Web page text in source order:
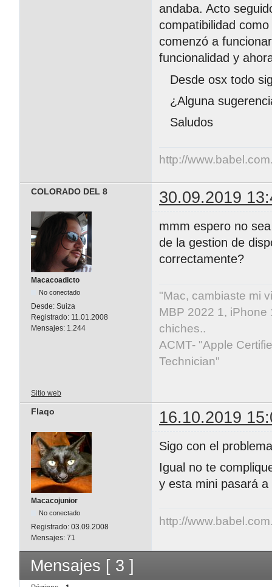
andaba. Acto
compatibilidad
comenzó a
funcionalidad y
Desde osx todo
¿Alguna
Saludos
http://
COLORADO DEL 8 30.09.2019
Macacoadicto
No conectado
Desde: Suiza
Registrado: 11.01.2008
Mensajes: 1.244
mmm espero no
de la gestion de
correctamente?
"Mac, cambiaste mi
MBP 2022 1, iPhone
chiches..
ACMT- "Apple
Technician"
Sitio web
Flaqo 16.10.2019
Macacojunior
No conectado
Registrado: 03.09.2008
Mensajes: 71
Sigo con el
Igual no te
y esta mini pasará a
http://
Mensajes [ 3 ]